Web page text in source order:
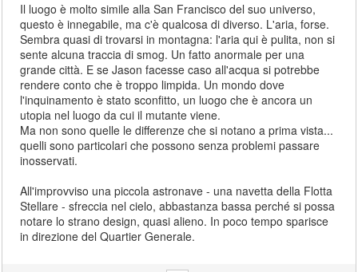
Il luogo è molto simile alla San Francisco del suo universo,
questo è innegabile, ma c'è qualcosa di diverso. L'aria, forse.
Sembra quasi di trovarsi in montagna: l'aria qui è pulita, non si
sente alcuna traccia di smog. Un fatto anormale per una
grande città. E se Jason facesse caso all'acqua si potrebbe
rendere conto che è troppo limpida. Un mondo dove
l'inquinamento è stato sconfitto, un luogo che è ancora un
utopia nel luogo da cui il mutante viene.
Ma non sono quelle le differenze che si notano a prima vista...
quelli sono particolari che possono senza problemi passare
inosservati.
All'improvviso una piccola astronave - una navetta della Flotta
Stellare - sfreccia nel cielo, abbastanza bassa perché si possa
notare lo strano design, quasi alieno. In poco tempo sparisce
in direzione del Quartier Generale.